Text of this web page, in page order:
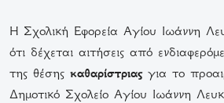
Η Σχολική Εφορεία Αγίου Ιωάννη
ότι δέχεται αιτήσεις από
της θέσης καθαρίστριαςγια το
Δημοτικό Σχολείο Αγίου Ιωάννη